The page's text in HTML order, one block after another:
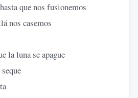
que nos fusionemos
nos casemos
la luna se apague